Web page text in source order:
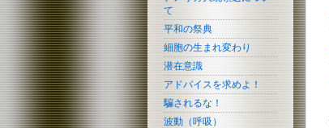
て
平和の祭典
細胞の生まれ変わり
潜在意識
アドバイスを求めよ！
騙されるな！
波動（呼吸）